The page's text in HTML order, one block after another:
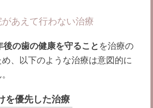
があえて行わない治療
後の歯の健康を守ること を治療の
、以下のような治療は意図的に
を優先した治療